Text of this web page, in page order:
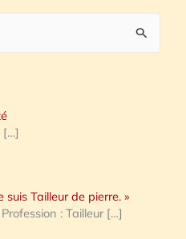
[…]
suis Tailleur de pierre. »
: Tailleur […]